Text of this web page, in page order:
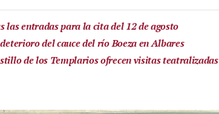
las entradas para la cita del 12 de agosto
del cauce del río Boeza en Albares
de los Templarios ofrecen visitas teatralizadas